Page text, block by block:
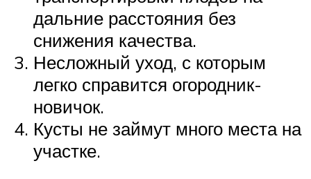
дальние расстояния без
снижения качества.
Несложный уход, с которым
легко справится огородник-
новичок.
Кусты не займут много места на
участке.